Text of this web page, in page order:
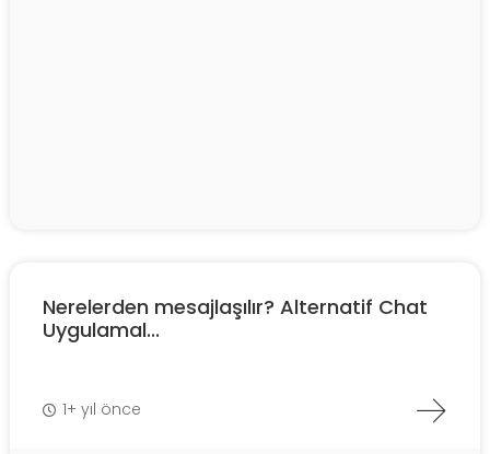
Nerelerden mesajlaşılır? Alternatif Chat
Uygulamal...
1+ yıl önce